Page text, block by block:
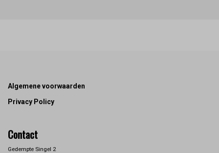
Footer
Algemene voorwaarden
Privacy Policy
Contact
Gedempte Singel 2